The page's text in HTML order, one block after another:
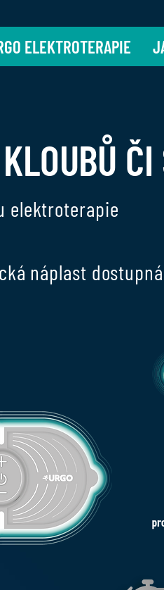
ELEKTROTERAPIE
elektroterapie
náplast